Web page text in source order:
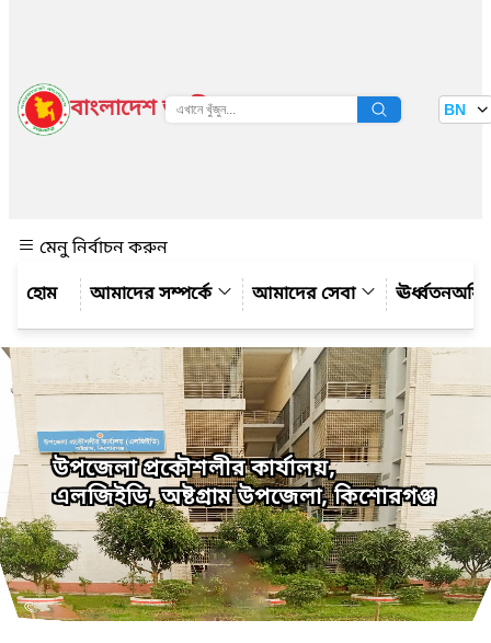
বাংলাদেশ জাতীয় তথ্য বাতায়ন BN
মেনু নির্বাচন করুন
আমাদের সম্পর্কে
আমাদের সেবা
উপজেলা প্রকৌশলীর কার্যালয়,
এলজিইডি, অষ্টগ্রাম উপজেলা, কিশোরগঞ্জ